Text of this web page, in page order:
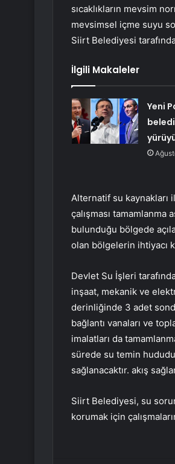
sıcaklıkların mevsim
mevsimsel içme suyu
Siirt Belediyesi
İlgili Makaleler
Yeni
Alternatif su kaynakları
çalışması tamamlanma
bulunduğu bölgede
olan bölgelerin ihtiyacı
Devlet Su İşleri
inşaat, mekanik ve
derinliğinde 3 adet
bağlantı vanaları ve
imalatları da
sürede su temin
sağlanacaktır. akış
Siirt Belediyesi, su
korumak için